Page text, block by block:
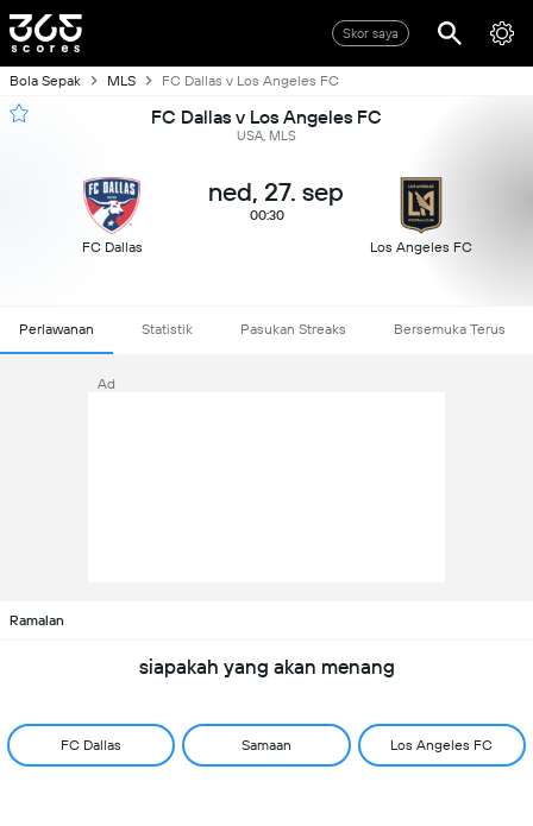
Skor saya
Bola Sepak MLS FC Dallas v Los Angeles FC
FC Dallas v Los Angeles FC
USA, MLS
FC Dallas
ned, 27. sep
00:30
Los Angeles FC
Perlawanan Statistik Pasukan Streaks Bersemuka Terus
Ad
Ramalan
siapakah yang akan menang
FC Dallas Samaan Los Angeles FC